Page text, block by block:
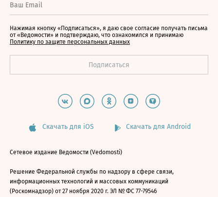
Нажимая кнопку «Подписаться», я даю свое согласие получать письма
от «Ведомости» и подтверждаю, что ознакомился и принимаю
Политику по защите персональных данных
Скачать для iOS Скачать для Android
Сетевое издание Ведомости (Vedomosti)
Решение Федеральной службы по надзору в сфере связи,
информационных технологий и массовых коммуникаций
(Роскомнадзор) от 27 ноября 2020 г. ЭЛ № ФС 77-79546